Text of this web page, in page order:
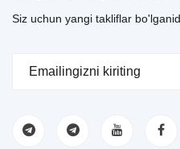
Siz uchun yangi takliflar